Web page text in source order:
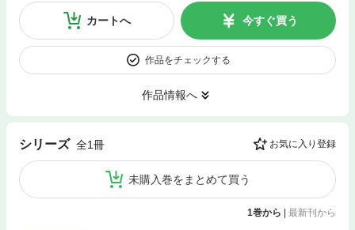
カートへ 今すぐ買う
作品をチェックする
作品情報へ
シリーズ 全1冊 お気に入り登録
未購入巻をまとめて買う
1巻から | 最新刊から